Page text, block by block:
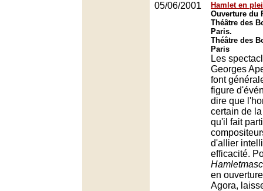
05/06/2001
Hamlet en
Ouverture du
Théâtre des
Paris.
Théâtre des
Paris
Les
Georges
font
figure
dire que
certain de
qu'il fait
d'allier
efficacité.
en
Agora,